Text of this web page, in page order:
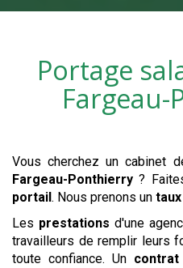
Portage
Vous cherchez un cabinet
Fargeau-Ponthierry ?
portail. Nous prenons un
Les prestations d'une
travailleurs de remplir leurs
toute confiance. Un